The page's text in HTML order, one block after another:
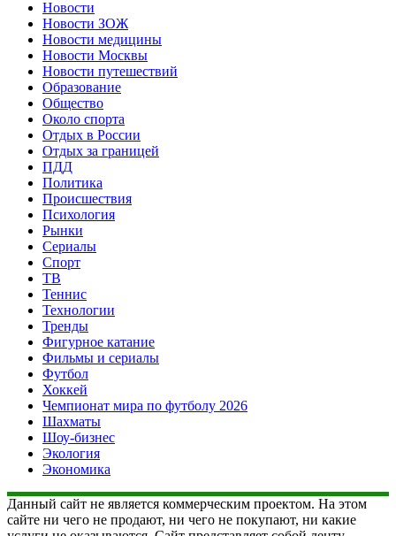
Новости
Новости ЗОЖ
Новости медицины
Новости Москвы
Новости путешествий
Образование
Общество
Около спорта
Отдых в России
Отдых за границей
ПДД
Политика
Происшествия
Психология
Рынки
Сериалы
Спорт
ТВ
Теннис
Технологии
Тренды
Фигурное катание
Фильмы и сериалы
Футбол
Хоккей
Чемпионат мира по футболу 2026
Шахматы
Шоу-бизнес
Экология
Экономика
Данный сайт не является коммерческим проектом. На этом
сайте ни чего не продают, ни чего не покупают, ни какие